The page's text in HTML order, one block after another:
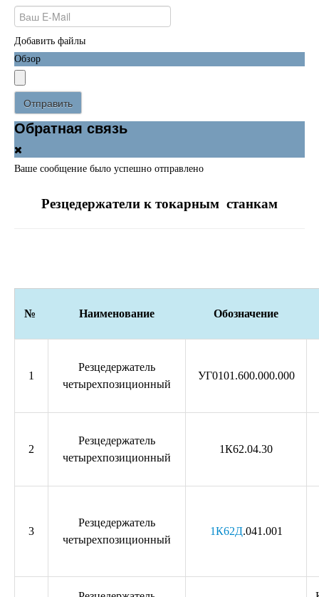
Добавить файлы
Обзор
Отправить
Обратная связь
Ваше сообщение было успешно отправлено
Резцедержатели к токарным станкам
№ Наименование Обозначение
1
Резцедержатель
четырехпозиционный
УГ0101.600.000.000
2
Резцедержатель
четырехпозиционный
1К62.04.30
3
Резцедержатель
четырехпозиционный
1К62Д.041.001